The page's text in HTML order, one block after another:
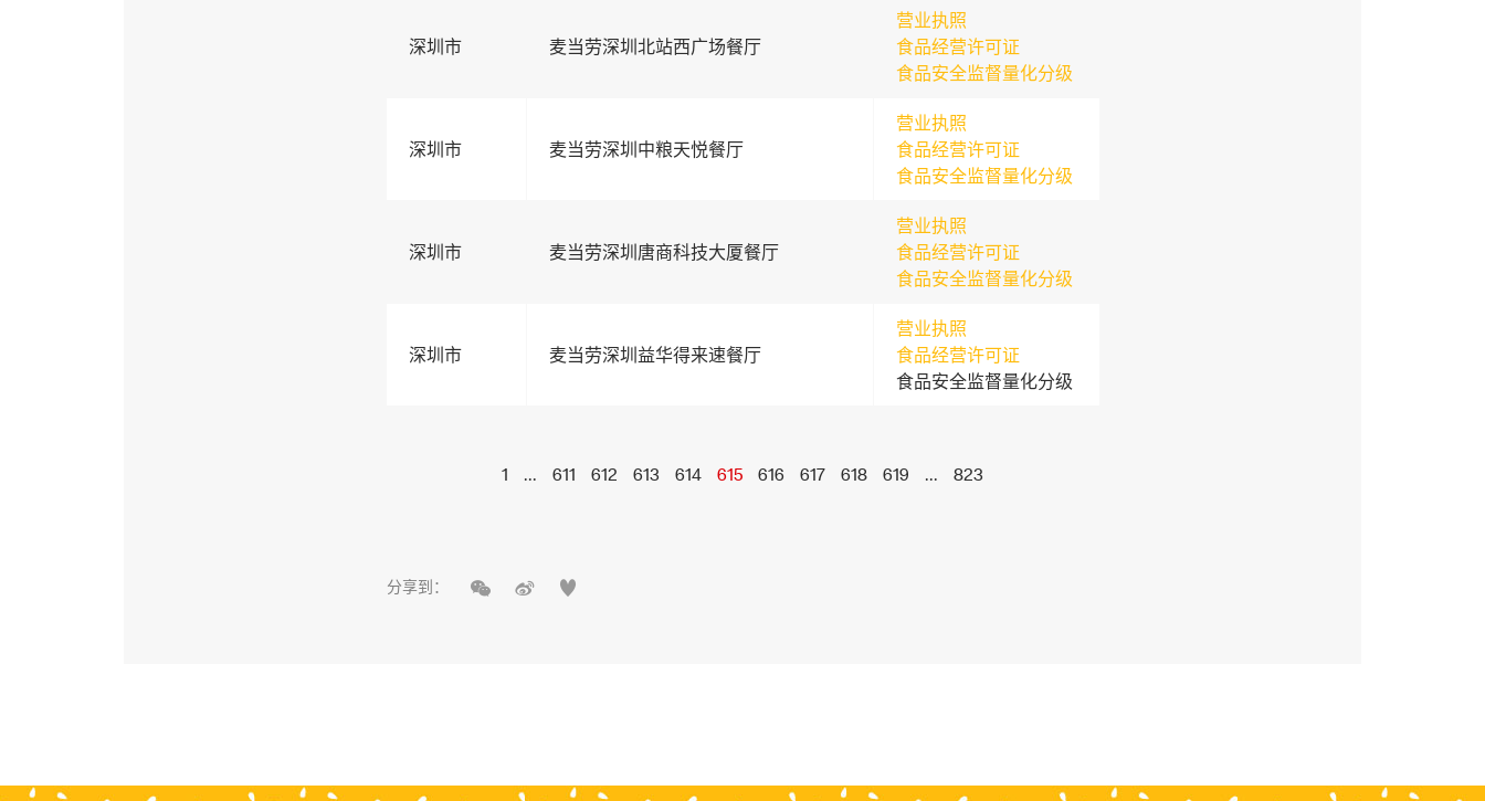
深圳市 麦当劳深圳北站西广场餐厅
营业执照
食品经营许可证
食品安全监督量化分级
深圳市 麦当劳深圳中粮天悦餐厅
营业执照
食品经营许可证
食品安全监督量化分级
深圳市 麦当劳深圳唐商科技大厦餐厅
营业执照
食品经营许可证
食品安全监督量化分级
深圳市 麦当劳深圳益华得来速餐厅
营业执照
食品经营许可证
食品安全监督量化分级
1 ... 611 612 613 614 615 616 617 618 619 ... 823
分享到：   